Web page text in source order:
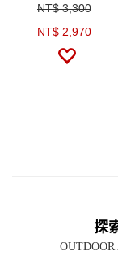
NT$ 3,300
NT$ 2,970
探